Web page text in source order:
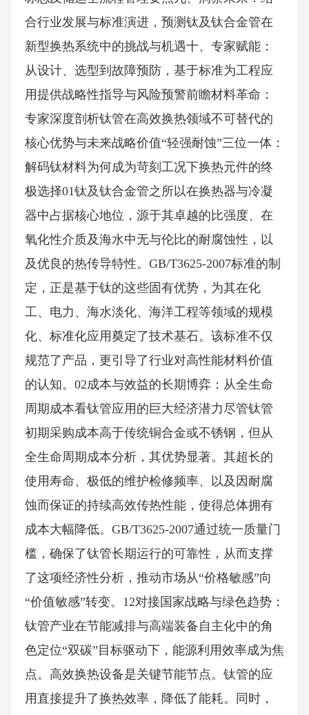
合行业发展与标准演进，预测钛及钛合金管在
新型换热系统中的挑战与机遇十、专家赋能：
从设计、选型到故障预防，基于标准为工程应
用提供战略性指导与风险预警前瞻材料革命：
专家深度剖析钛管在高效换热领域不可替代的
核心优势与未来战略价值“轻强耐蚀”三位一体：
解码钛材料为何成为苛刻工况下换热元件的终
极选择01钛及钛合金管之所以在换热器与冷凝
器中占据核心地位，源于其卓越的比强度、在
氧化性介质及海水中无与伦比的耐腐蚀性，以
及优良的热传导特性。GB/T3625-2007标准的制
定，正是基于钛的这些固有优势，为其在化
工、电力、海水淡化、海洋工程等领域的规模
化、标准化应用奠定了技术基石。该标准不仅
规范了产品，更引导了行业对高性能材料价值
的认知。02成本与效益的长期博弈：从全生命
周期成本看钛管应用的巨大经济潜力尽管钛管
初期采购成本高于传统铜合金或不锈钢，但从
全生命周期成本分析，其优势显著。其超长的
使用寿命、极低的维护检修频率、以及因耐腐
蚀而保证的持续高效传热性能，使得总体拥有
成本大幅降低。GB/T3625-2007通过统一质量门
槛，确保了钛管长期运行的可靠性，从而支撑
了这项经济性分析，推动市场从“价格敏感”向
“价值敏感”转变。12对接国家战略与绿色趋势：
钛管产业在节能减排与高端装备自主化中的角
色定位“双碳”目标驱动下，能源利用效率成为焦
点。高效换热设备是关键节能节点。钛管的应
用直接提升了换热效率，降低了能耗。同时，